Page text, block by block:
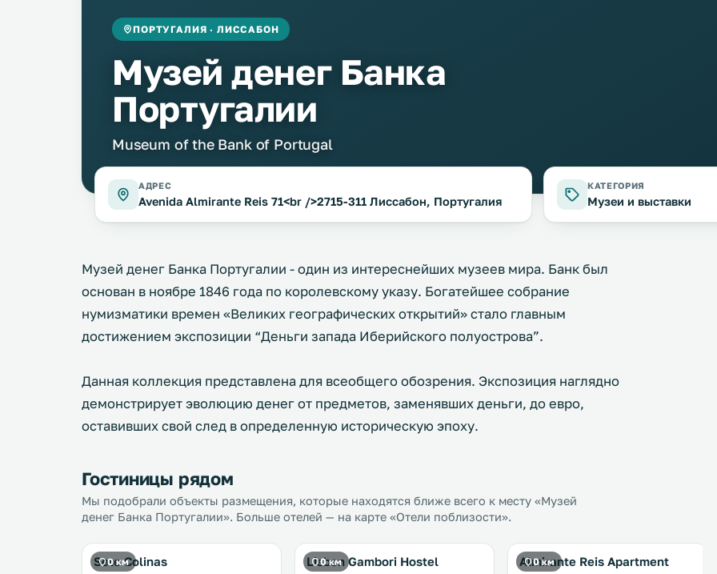
ПОРТУГАЛИЯ · ЛИССАБОН
Музей денег Банка
Португалии
Museum of the Bank of Portugal
АДРЕС
Avenida Almirante Reis 71<br />2715-311 Лиссабон, Португалия
КАТЕГОРИЯ
Музеи и выставки
Музей денег Банка Португалии - один из интереснейших музеев мира. Банк был
основан в ноябре 1846 года по королевскому указу. Богатейшее собрание
нумизматики времен «Великих географических открытий» стало главным
достижением экспозиции “Деньги запада Иберийского полуострова”.
Данная коллекция представлена для всеобщего обозрения. Экспозиция наглядно
демонстрирует эволюцию денег от предметов, заменявших деньги, до евро,
оставивших свой след в определенную историческую эпоху.
Гостиницы рядом
Мы подобрали объекты размещения, которые находятся ближе всего к месту «Музей
денег Банка Португалии». Больше отелей — на карте «Отели поблизости».
0 км
Sete Colinas 0 км
Lisbon Gambori Hostel 0 км
Almirante Reis Apartment